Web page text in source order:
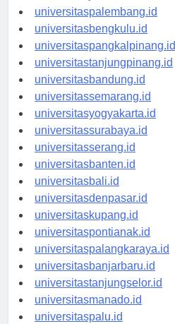
universitaspalembang.id
universitasbengkulu.id
universitaspangkalpinang.id
universitastanjungpinang.id
universitasbandung.id
universitassemarang.id
universitasyogyakarta.id
universitassurabaya.id
universitasserang.id
universitasbanten.id
universitasbali.id
universitasdenpasar.id
universitaskupang.id
universitaspontianak.id
universitaspalangkaraya.id
universitasbanjarbaru.id
universitastanjungselor.id
universitasmanado.id
universitaspalu.id